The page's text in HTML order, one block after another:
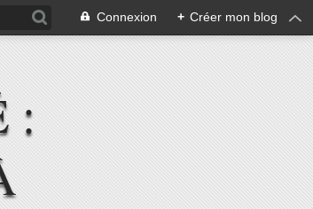
Connexion + Créer mon blog
: